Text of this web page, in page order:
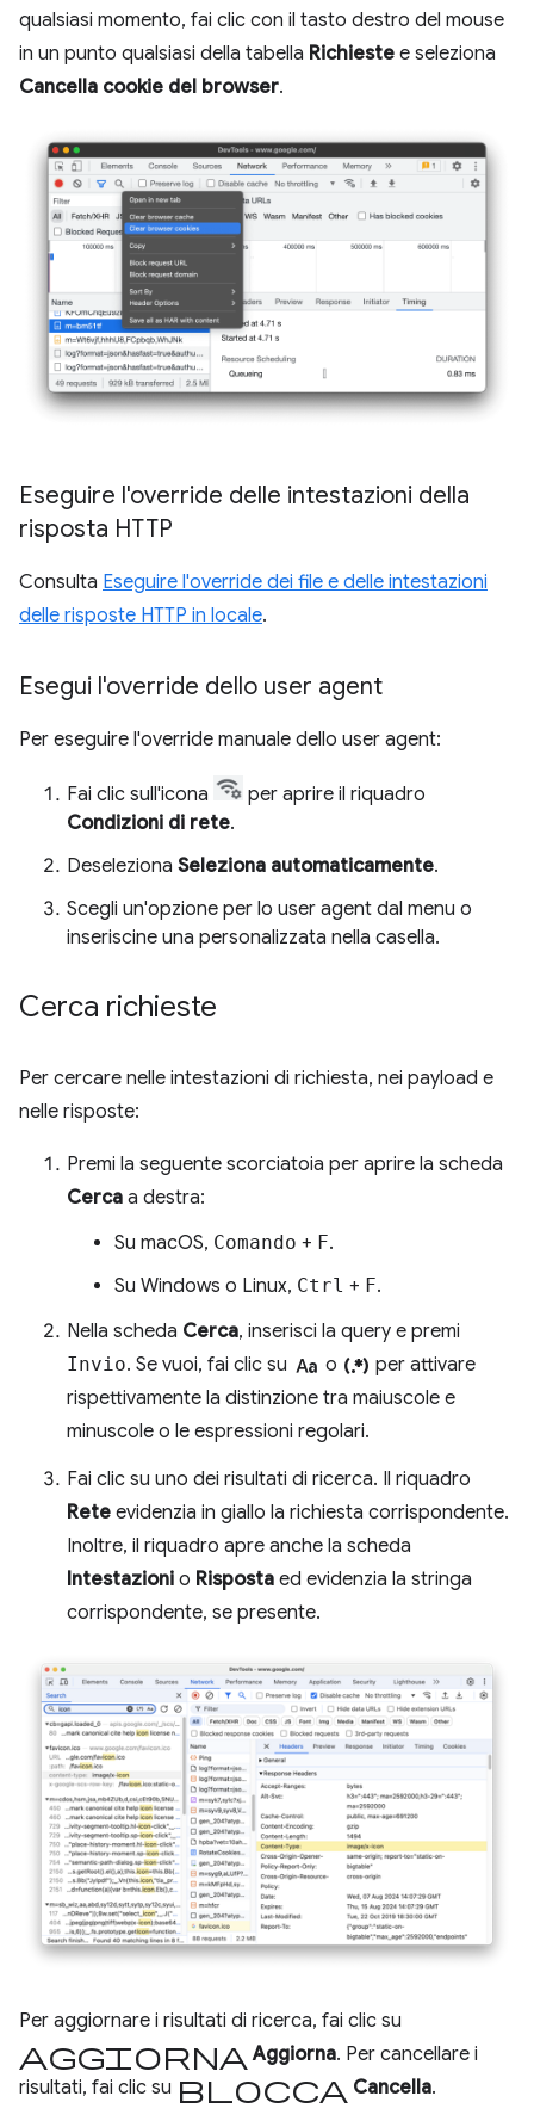
qualsiasi momento, fai clic con il tasto destro del mouse
in un punto qualsiasi della tabella Richieste e seleziona
Cancella cookie del browser.
Eseguire l'override delle intestazioni della
risposta HTTP
Consulta Eseguire l'override dei file e delle intestazioni
delle risposte HTTP in locale.
Esegui l'override dello user agent
Per eseguire l'override manuale dello user agent:
Fai clic sull'icona
per aprire il riquadro
Condizioni di rete.
Deseleziona Seleziona automaticamente.
Scegli un'opzione per lo user agent dal menu o
inseriscine una personalizzata nella casella.
Cerca richieste
Per cercare nelle intestazioni di richiesta, nei payload e
nelle risposte:
Premi la seguente scorciatoia per aprire la scheda
Cerca a destra:
Su macOS, Comando + F.
Su Windows o Linux, Ctrl + F.
Nella scheda Cerca, inserisci la query e premi
Invio. Se vuoi, fai clic su match_case o regular_expression per attivare
rispettivamente la distinzione tra maiuscole e
minuscole o le espressioni regolari.
Fai clic su uno dei risultati di ricerca. Il riquadro
Rete evidenzia in giallo la richiesta corrispondente.
Inoltre, il riquadro apre anche la scheda
Intestazioni o Risposta ed evidenzia la stringa
corrispondente, se presente.
Per aggiornare i risultati di ricerca, fai clic su
Aggiorna Aggiorna. Per cancellare i
risultati, fai clic su Blocca Cancella.